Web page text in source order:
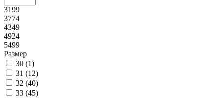
3199
3774
4349
4924
5499
Размер
30 (1)
31 (12)
32 (40)
33 (45)